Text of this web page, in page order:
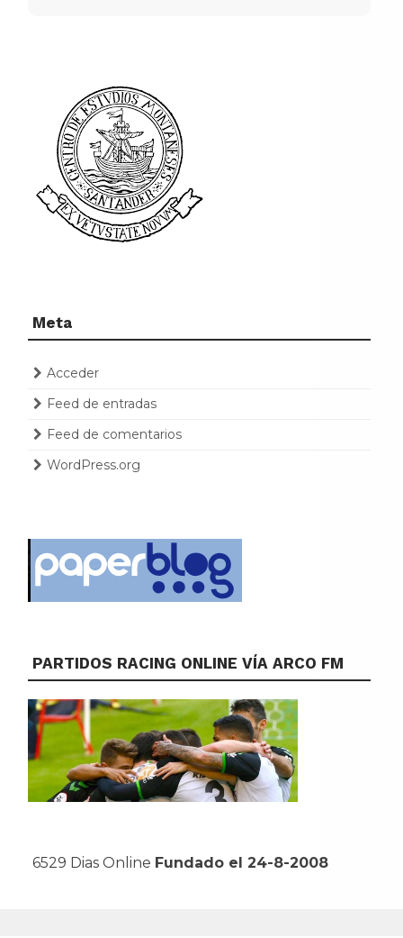
Meta
Acceder
Feed de entradas
Feed de comentarios
WordPress.org
PARTIDOS RACING ONLINE VÍA ARCO FM
6529 Dias Online Fundado el 24-8-2008